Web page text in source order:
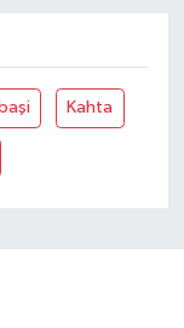
Kahta